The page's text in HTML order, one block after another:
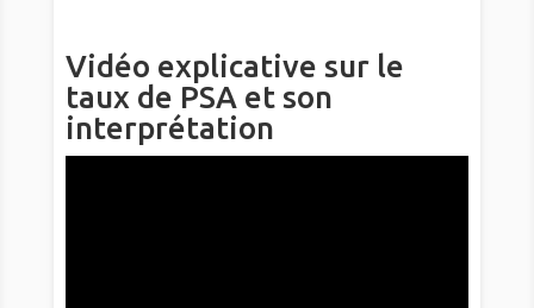
Vidéo explicative sur le
taux de PSA et son
interprétation